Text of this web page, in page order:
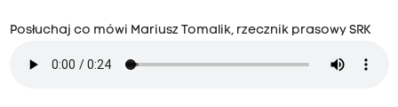
Posłuchaj co mówi Mariusz Tomalik, rzecznik prasowy SRK